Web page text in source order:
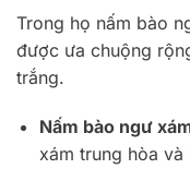
Trong họ nấm bào
được ưa chuộng
trắng.
Nấm bào ngư
xám trung hòa